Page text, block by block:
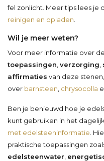
fel zonlicht. Meer tips lees je
reinigen en opladen
Wil je meer weten?
Voor meer informatie over de
toepassingen verzorging
affirmaties van deze
over barnsteen chrysocolla
Ben je benieuwd hoe je
kunt gebruiken in het
met edelsteeninformatie .
praktische toepassingen
edelsteenwater